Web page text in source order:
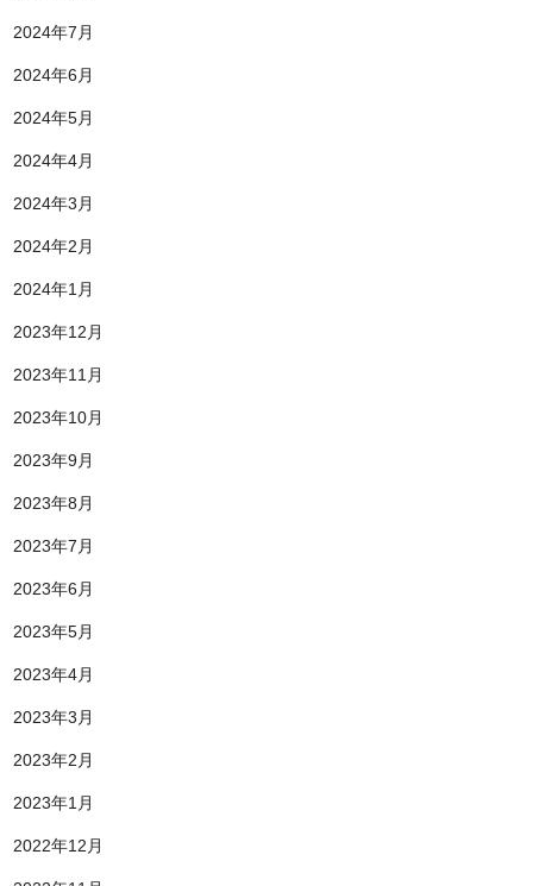
2024年7月
2024年6月
2024年5月
2024年4月
2024年3月
2024年2月
2024年1月
2023年12月
2023年11月
2023年10月
2023年9月
2023年8月
2023年7月
2023年6月
2023年5月
2023年4月
2023年3月
2023年2月
2023年1月
2022年12月